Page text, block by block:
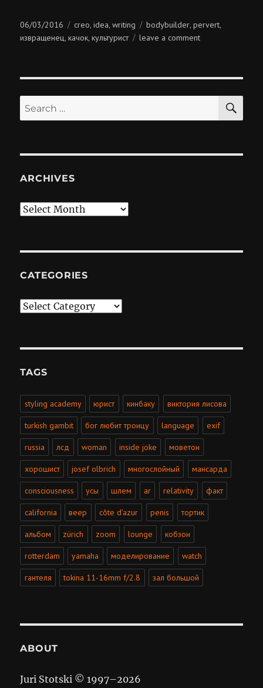
Posted
on
06/03/2016 Categories
creo,idea,writing Tags
bodybuilder,pervert,
извращенец,качок,культурист leave a commenton
Search
for:
ARCHIVES
Archives
CATEGORIES
Categories
TAGS
styling academy юрист кинбаку виктория лисова
turkish gambit бог любит троицу language exif
russia лсд woman inside joke моветон
хорошист josef olbrich многослойный мансарда
consciousness усы шлем ar relativity факт
california веер côte d'azur penis тортик
альбом zürich zoom lounge кобзон
rotterdam yamaha моделирование watch
гантеля tokina 11-16mm f/2.8 зал большой
ABOUT
Juri Stotski © 1997–2026